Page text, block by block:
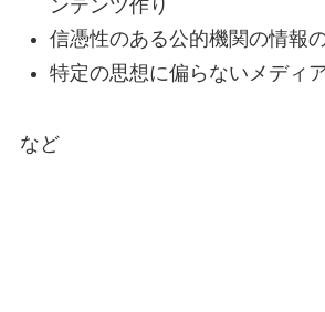
ンテンツ作り
信憑性のある公的機関の情報
特定の思想に偏らないメディ
など